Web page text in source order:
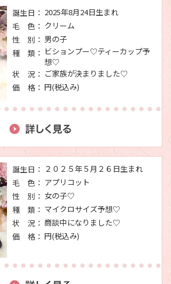
誕生日： 2025年8月24日生まれ
毛 色： クリーム
性 別： 男の子
種 類： ビションプー♡ティーカップ予
想♡
状 況： ご家族が決まりました♡
価 格： 円(税込み)
誕生日： ２０２５年５月２６日生まれ
毛 色： アプリコット
性 別： 女の子♡
種 類： マイクロサイズ予想♡
状 況： 商談中になりました♡
価 格： 円(税込み)